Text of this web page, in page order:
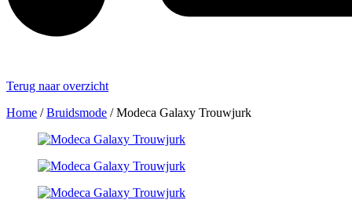
Terug naar overzicht
Home /Bruidsmode /Modeca Galaxy Trouwjurk